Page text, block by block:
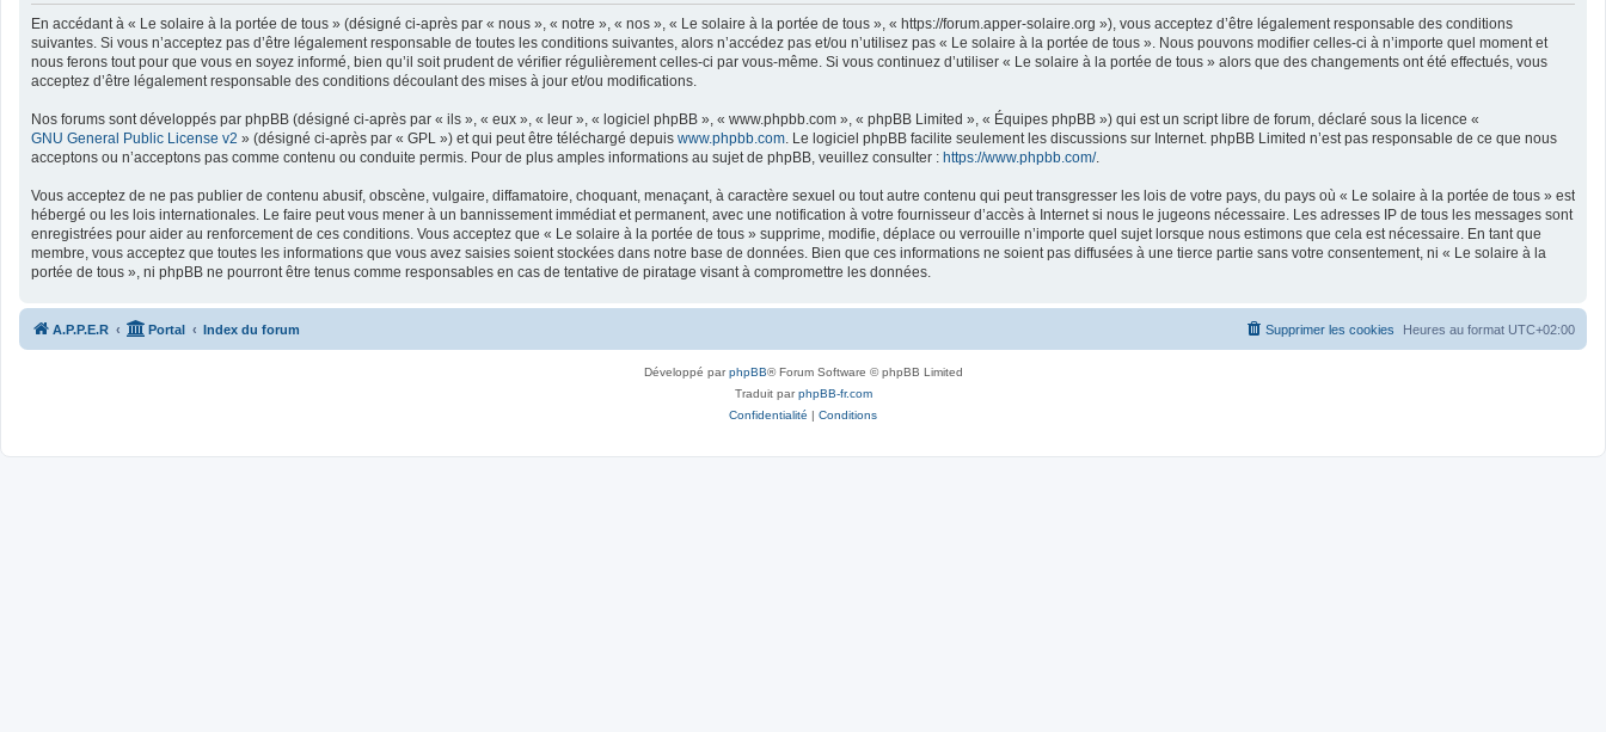
En accédant à « Le solaire à la portée de tous » (désigné ci-après par « nous », « notre », « nos », « Le solaire à la portée de tous », « https://forum.apper-solaire.org »), vous acceptez d’être légalement responsable des conditions
suivantes. Si vous n’acceptez pas d’être légalement responsable de toutes les conditions suivantes, alors n’accédez pas et/ou n’utilisez pas « Le solaire à la portée de tous ». Nous pouvons modifier celles-ci à n’importe quel moment et
nous ferons tout pour que vous en soyez informé, bien qu’il soit prudent de vérifier régulièrement celles-ci par vous-même. Si vous continuez d’utiliser « Le solaire à la portée de tous » alors que des changements ont été effectués, vous
acceptez d’être légalement responsable des conditions découlant des mises à jour et/ou modifications.
Nos forums sont développés par phpBB (désigné ci-après par « ils », « eux », « leur », « logiciel phpBB », « www.phpbb.com », « phpBB Limited », « Équipes phpBB ») qui est un script libre de forum, déclaré sous la licence «
GNU General Public License v2 » (désigné ci-après par « GPL ») et qui peut être téléchargé depuis www.phpbb.com. Le logiciel phpBB facilite seulement les discussions sur Internet. phpBB Limited n’est pas responsable de ce que nous
acceptons ou n’acceptons pas comme contenu ou conduite permis. Pour de plus amples informations au sujet de phpBB, veuillez consulter : https://www.phpbb.com/.
Vous acceptez de ne pas publier de contenu abusif, obscène, vulgaire, diffamatoire, choquant, menaçant, à caractère sexuel ou tout autre contenu qui peut transgresser les lois de votre pays, du pays où « Le solaire à la portée de tous » est
hébergé ou les lois internationales. Le faire peut vous mener à un bannissement immédiat et permanent, avec une notification à votre fournisseur d’accès à Internet si nous le jugeons nécessaire. Les adresses IP de tous les messages sont
enregistrées pour aider au renforcement de ces conditions. Vous acceptez que « Le solaire à la portée de tous » supprime, modifie, déplace ou verrouille n’importe quel sujet lorsque nous estimons que cela est nécessaire. En tant que
membre, vous acceptez que toutes les informations que vous avez saisies soient stockées dans notre base de données. Bien que ces informations ne soient pas diffusées à une tierce partie sans votre consentement, ni « Le solaire à la
portée de tous », ni phpBB ne pourront être tenus comme responsables en cas de tentative de piratage visant à compromettre les données.
A.P.P.E.R Portal Index du forum Heures au format UTC+02:00
Supprimer les cookies
Développé parphpBB® Forum Software © phpBB Limited
Traduit parphpBB-fr.com
Confidentialité | Conditions